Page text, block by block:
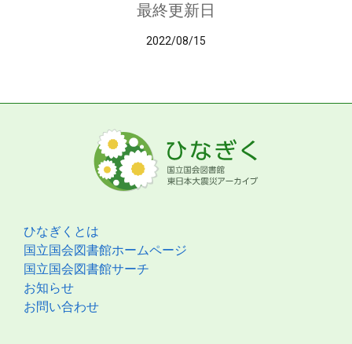
最終更新日
2022/08/15
ひなぎくとは
国立国会図書館ホームページ
国立国会図書館サーチ
お知らせ
お問い合わせ